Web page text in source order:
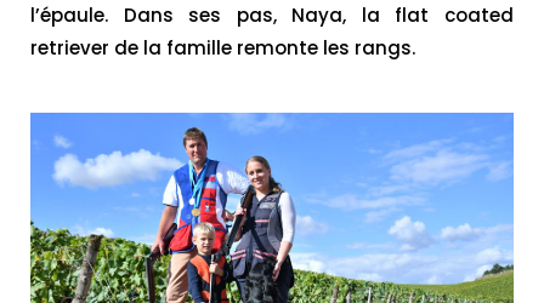
l’épaule. Dans ses pas, Naya, la flat coated
retriever de la famille remonte les rangs.